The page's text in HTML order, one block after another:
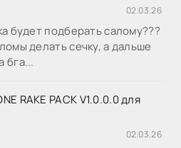
02.03.26
будет подберать салому???
делать сечку, а дальше
бга...
RAKE PACK V1.0.0.0 для
02.03.26